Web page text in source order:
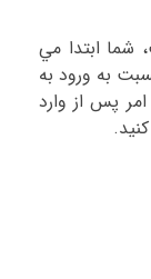
ابتدا مي
به ورود به
پس از وارد